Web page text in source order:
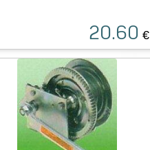
20.60 €